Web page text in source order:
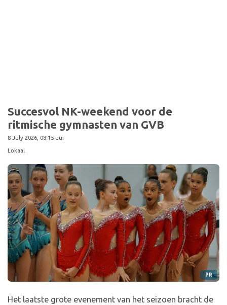
Succesvol NK-weekend voor de
ritmische gymnasten van GVB
8 July 2026, 08:15 uur
Lokaal
PR
Het laatste grote evenement van het seizoen bracht de